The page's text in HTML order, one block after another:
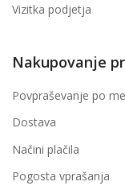
Vizitka podjetja
Nakupovanje
Povpraševanje po
Dostava
Načini plačila
Pogosta vprašanja